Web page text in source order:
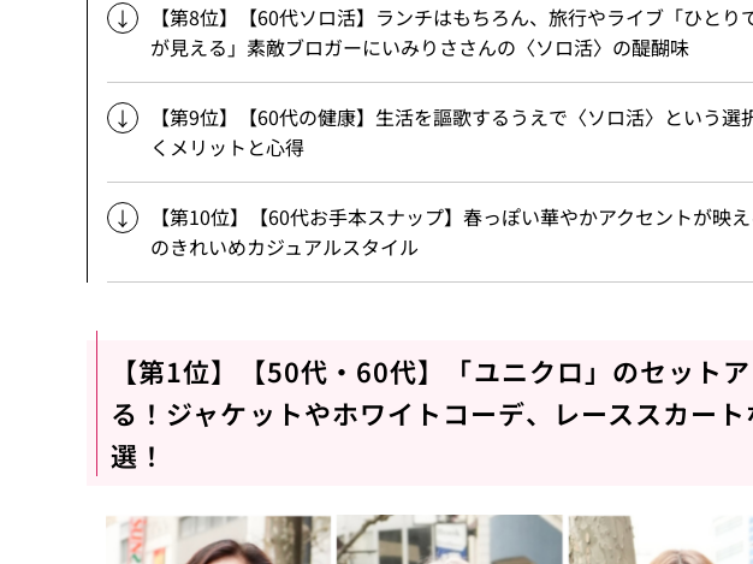
【第8位】【60代ソロ活】ランチはもちろん、旅行やライブ「ひと
が見える」素敵ブロガーにいみりささんの〈ソロ活〉の醍醐味
【第9位】【60代の健康】生活を謳歌するうえで〈ソロ活〉という
くメリットと心得
【第10位】【60代お手本スナップ】春っぽい華やかアクセントが映
のきれいめカジュアルスタイル
【第1位】【50代・60代】「ユニクロ」のセット
る！ジャケットやホワイトコーデ、レーススカー
選！